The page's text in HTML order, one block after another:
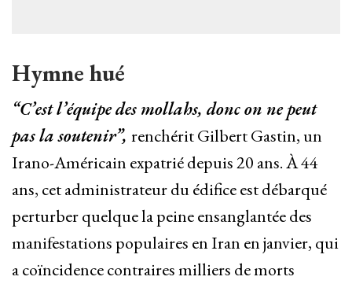
Hymne hué
“C’est l’équipe des mollahs, donc on ne peut
pas la soutenir”, renchérit Gilbert Gastin, un
Irano-Américain expatrié depuis 20 ans. À 44
ans, cet administrateur du édifice est débarqué
perturber quelque la peine ensanglantée des
manifestations populaires en Iran en janvier, qui
a coïncidence contraires milliers de morts